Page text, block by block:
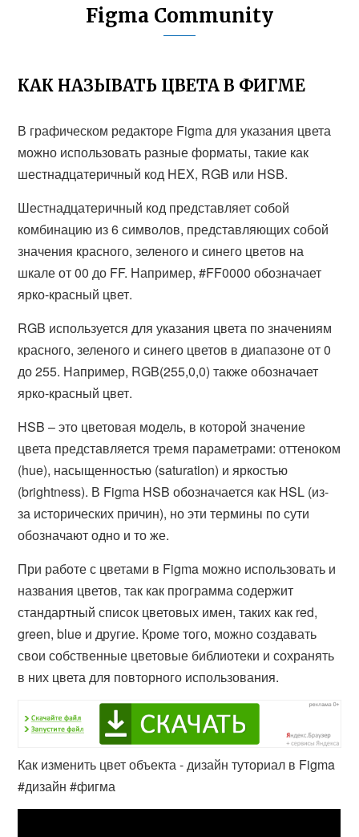
Figma Community
КАК НАЗЫВАТЬ ЦВЕТА В ФИГМЕ
В графическом редакторе Figma для указания цвета
можно использовать разные форматы, такие как
шестнадцатеричный код HEX, RGB или HSB.
Шестнадцатеричный код представляет собой
комбинацию из 6 символов, представляющих собой
значения красного, зеленого и синего цветов на
шкале от 00 до FF. Например, #FF0000 обозначает
ярко-красный цвет.
RGB используется для указания цвета по значениям
красного, зеленого и синего цветов в диапазоне от 0
до 255. Например, RGB(255,0,0) также обозначает
ярко-красный цвет.
HSB – это цветовая модель, в которой значение
цвета представляется тремя параметрами: оттеноком
(hue), насыщенностью (saturation) и яркостью
(brightness). В Figma HSB обозначается как HSL (из-
за исторических причин), но эти термины по сути
обозначают одно и то же.
При работе с цветами в Figma можно использовать и
названия цветов, так как программа содержит
стандартный список цветовых имен, таких как red,
green, blue и другие. Кроме того, можно создавать
свои собственные цветовые библиотеки и сохранять
в них цвета для повторного использования.
Как изменить цвет объекта - дизайн туториал в Figma
#дизайн #фигма